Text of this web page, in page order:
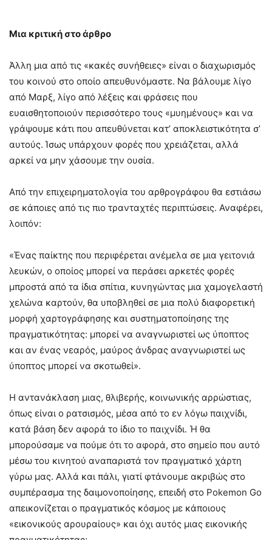
Μια κριτική στο άρθρο
Άλλη μια από τις «κακές συνήθειες» είναι ο διαχωρισμός
του κοινού στο οποίο απευθυνόμαστε. Να βάλουμε λίγο
από Μαρξ, λίγο από λέξεις και φράσεις που
ευαισθητοποιούν περισσότερο τους «μυημένους» και να
γράψουμε κάτι που απευθύνεται κατ’ αποκλειστικότητα σ’
αυτούς. Ίσως υπάρχουν φορές που χρειάζεται, αλλά
αρκεί να μην χάσουμε την ουσία.
Από την επιχειρηματολογία του αρθρογράφου θα εστιάσω
σε κάποιες από τις πιο τρανταχτές περιπτώσεις. Αναφέρει,
λοιπόν:
«Ένας παίκτης που περιφέρεται ανέμελα σε μια γειτονιά
λευκών, ο οποίος μπορεί να περάσει αρκετές φορές
μπροστά από τα ίδια σπίτια, κυνηγώντας μια χαμογελαστή
χελώνα καρτούν, θα υποβληθεί σε μια πολύ διαφορετική
μορφή χαρτογράφησης και συστηματοποίησης της
πραγματικότητας: μπορεί να αναγνωριστεί ως ύποπτος
και αν ένας νεαρός, μαύρος άνδρας αναγνωριστεί ως
ύποπτος μπορεί να σκοτωθεί».
Η αντανάκλαση μιας, θλιβερής, κοινωνικής αρρώστιας,
όπως είναι ο ρατσισμός, μέσα από το εν λόγω παιχνίδι,
κατά βάση δεν αφορά το ίδιο το παιχνίδι. Ή θα
μπορούσαμε να πούμε ότι το αφορά, στο σημείο που αυτό
μέσω του κινητού αναπαριστά τον πραγματικό χάρτη
γύρω μας. Αλλά και πάλι, γιατί φτάνουμε ακριβώς στο
συμπέρασμα της δαιμονοποίησης, επειδή στο Pokemon Go
απεικονίζεται ο πραγματικός κόσμος με κάποιους
«εικονικούς αρουραίους» και όχι αυτός μιας εικονικής